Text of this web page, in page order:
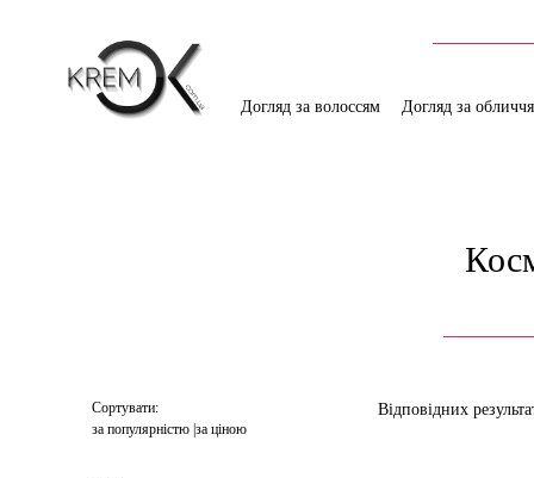
Догляд за волоссям Догляд за
Сортувати:
за популярністю за ціною
Відповідних